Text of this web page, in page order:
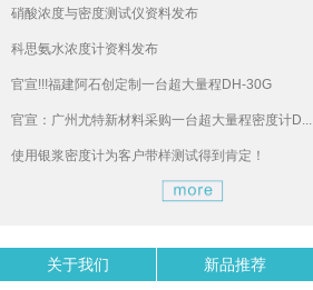
硝酸浓度与密度测试仪资料发布
科思氨水浓度计资料发布
官宣!!!福建阿石创定制一台超大量程DH-30G
官宣：广州尤特新材料采购一台超大量程密度计D...
使用银浆密度计为客户带样测试得到肯定！
关于我们 新品推荐